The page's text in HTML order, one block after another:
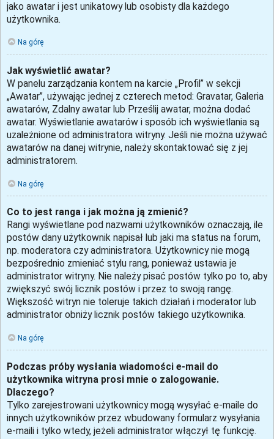
jako awatar i jest unikatowy lub osobisty dla każdego
użytkownika.
Na górę
Jak wyświetlić awatar?
W panelu zarządzania kontem na karcie „Profil” w sekcji
„Awatar”, używając jednej z czterech metod: Gravatar, Galeria
awatarów, Zdalny awatar lub Prześlij awatar, można dodać
awatar. Wyświetlanie awatarów i sposób ich wyświetlania są
uzależnione od administratora witryny. Jeśli nie można używać
awatarów na danej witrynie, należy skontaktować się z jej
administratorem.
Na górę
Co to jest ranga i jak można ją zmienić?
Rangi wyświetlane pod nazwami użytkowników oznaczają, ile
postów dany użytkownik napisał lub jaki ma status na forum,
np. moderatora czy administratora. Użytkownicy nie mogą
bezpośrednio zmieniać stylu rang, ponieważ ustawia je
administrator witryny. Nie należy pisać postów tylko po to, aby
zwiększyć swój licznik postów i przez to swoją rangę.
Większość witryn nie toleruje takich działań i moderator lub
administrator obniży licznik postów takiego użytkownika.
Na górę
Podczas próby wysłania wiadomości e-mail do
użytkownika witryna prosi mnie o zalogowanie.
Dlaczego?
Tylko zarejestrowani użytkownicy mogą wysyłać e-maile do
innych użytkowników przez wbudowany formularz wysyłania
e-maili i tylko wtedy, jeżeli administrator włączył tę funkcję.